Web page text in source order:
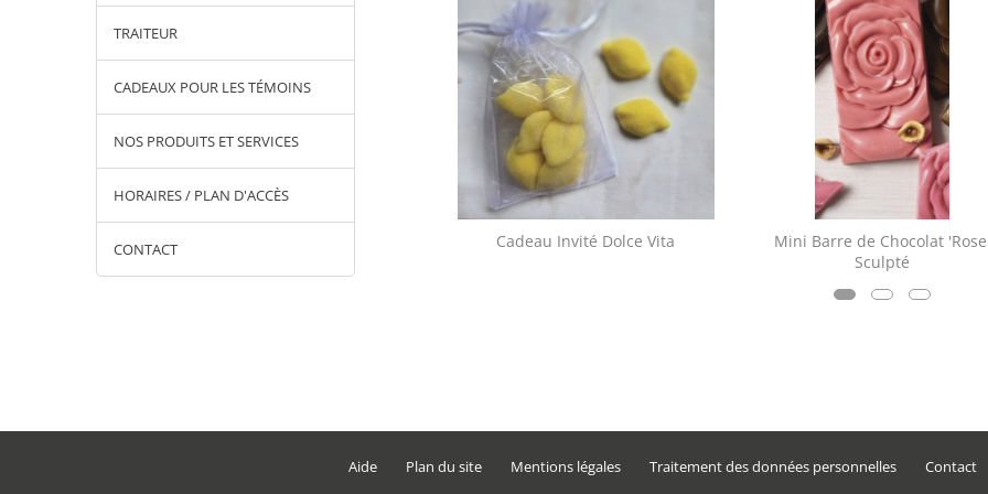
TRAITEUR
CADEAUX POUR LES TÉMOINS
NOS PRODUITS ET SERVICES
HORAIRES / PLAN D'ACCÈS
CONTACT Cadeau Invité Dolce Vita
Mini Barre de Chocolat
Sculpté
Aide Plan du site Mentions légales Traitement des données personnelles Contact